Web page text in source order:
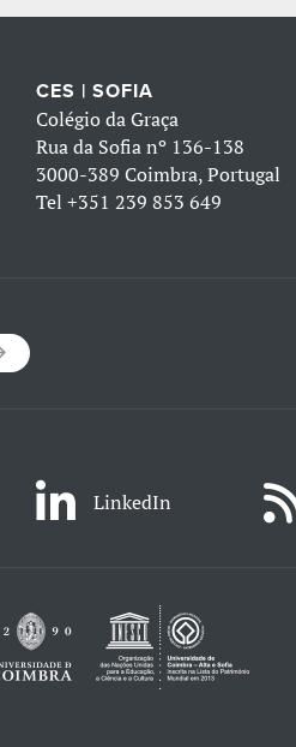
CES | SOFIA
Colégio da Graça
Rua da Sofia nº 136-138
3000-389 Coimbra, Portugal
Tel +351 239 853 649
LinkedIn